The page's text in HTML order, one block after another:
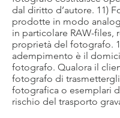
dal diritto d’autore. 11)
prodotte in modo
in particolare RAW-files,
proprietà del fotografo.
adempimento è il
fotografo. Qualora il
fotografo di trasmettergli
fotografica o esemplari
rischio del trasporto